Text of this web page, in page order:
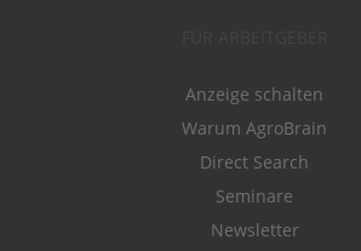
Anzeige schalten
Warum AgroBrain
Direct Search
Seminare
Newsletter